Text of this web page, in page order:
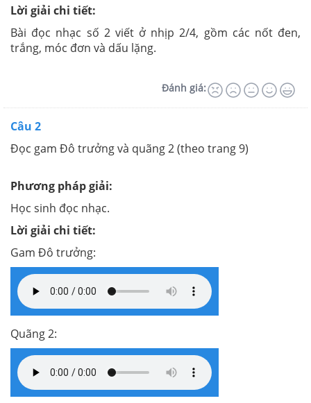
Lời giải chi tiết:
Bài đọc nhạc số 2 viết ở nhịp 2/4, gồm các nốt đen,
trắng, móc đơn và dấu lặng.
Đánh giá:
Câu 2
Đọc gam Đô trưởng và quãng 2 (theo trang 9)
Phương pháp giải:
Học sinh đọc nhạc.
Lời giải chi tiết:
Gam Đô trưởng:
Quãng 2: